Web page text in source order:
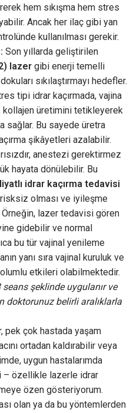
hem sıkışma hem stres
Ancak her ilaç gibi yan
kullanılması gerekir.
: Son yıllarda geliştirilen
lazer gibi enerji temelli
sıkılaştırmayı hedefler.
tipi idrar kaçırmada, vajina
kollajen üretimini tetikleyerek
sağlar. Bu sayede üretra
şikâyetleri azalabilir.
anestezi gerektirmez
hayata dönülebilir. Bu
idrar kaçırma tedavisi
olması ve iyileşme
Örneğin, lazer tedavisi gören
gidebilir ve normal
bu tür vajinal yenileme
yanı sıra vajinal kuruluk ve
etkileri olabilmektedir.
şeklinde uygulanır ve
doktorunuz belirli aralıklarla
pek çok hastada yaşam
ortadan kaldırabilir veya
uygun hastalarımda
– özellikle lazerle idrar
özen gösteriyorum.
olan ya da bu yöntemlerden